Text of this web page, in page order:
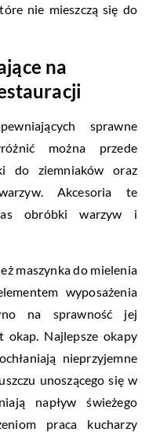
nie mieszczą się do
na
sprawne
można przede
do ziemniaków oraz
Akcesoria te
obróbki warzyw i
maszynka do mielenia
wyposażenia
na sprawność jej
okap. Najlepsze okapy
nieprzyjemne
unoszącego się w
napływ świeżego
praca kucharzy